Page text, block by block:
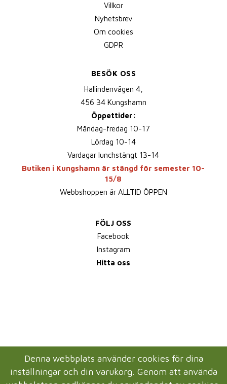
Villkor
Nyhetsbrev
Om cookies
GDPR
BESÖK OSS
Hallindenvägen 4,
456 34 Kungshamn
Öppettider:
Måndag-fredag 10-17
Lördag 10-14
Vardagar lunchstängt 13-14
Butiken i Kungshamn är stängd för semester 10-
15/8
Webbshoppen är ALLTID ÖPPEN
FÖLJ OSS
Facebook
Instagram
Hitta oss
Denna webbplats använder cookies för dina
inställningar och din varukorg. Genom att använda